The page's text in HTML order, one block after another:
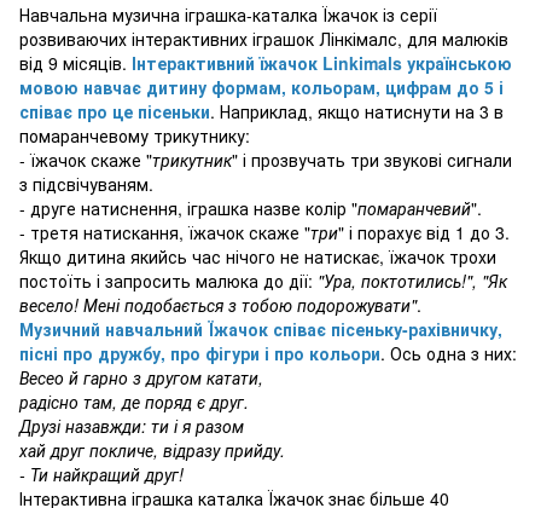
Навчальна музична іграшка-каталка Їжачок із серії
розвиваючих інтерактивних іграшок Лінкімалс, для малюків
від 9 місяців. Інтерактивний їжачок Linkimals українською
мовою навчає дитину формам, кольорам, цифрам до 5 і
співає про це пісеньки. Наприклад, якщо натиснути на 3 в
помаранчевому трикутнику:
- їжачок скаже "трикутник" і прозвучать три звукові сигнали
з підсвічуваням.
- друге натиснення, іграшка назве колір "помаранчевий".
- третя натискання, їжачок скаже "три" і порахує від 1 до 3.
Якщо дитина якийсь час нічого не натискає, їжачок трохи
постоїть і запросить малюка до дії: "Ура, поктотились!", "Як
весело! Мені подобається з тобою подорожувати".
Музичний навчальний Їжачок співає пісеньку-рахівничку,
пісні про дружбу, про фігури і про кольори. Ось одна з них:
Весео й гарно з другом катати,
радісно там, де поряд є друг.
Друзі назавжди: ти і я разом
хай друг покличе, відразу прийду.
- Ти найкращий друг!
Інтерактивна іграшка каталка Їжачок знає більше 40